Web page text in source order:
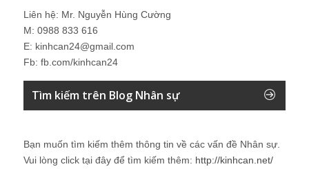
Liên hệ: Mr. Nguyễn Hùng Cường
M: 0988 833 616
E: kinhcan24@gmail.com
Fb: fb.com/kinhcan24
Tìm kiếm trên Blog Nhân sự
Bạn muốn tìm kiếm thêm thông tin về các vấn đề Nhân sự
Vui lòng click tại đây để tìm kiếm thêm: http://kinhcan.net/